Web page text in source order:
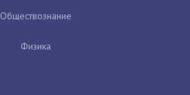
Обществознание
Физика